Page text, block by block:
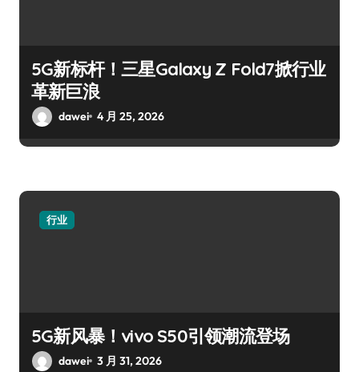
5G新标杆！三星Galaxy Z Fold7掀行业
革新巨浪
dawei 4 月 25, 2026
行业
5G新风暴！vivo S50引领潮流登场
dawei 3 月 31, 2026